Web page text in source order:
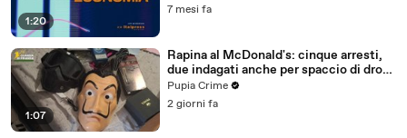
1:20
7 mesi fa
1:07
Rapina al McDonald's: cinque arresti,
due indagati anche per spaccio di droga
(03.08.26)
Pupia Crime
2 giorni fa